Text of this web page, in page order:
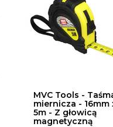
MVC Tools -
miernicza - 16mm
5m - Z głowicą
magnetyczną